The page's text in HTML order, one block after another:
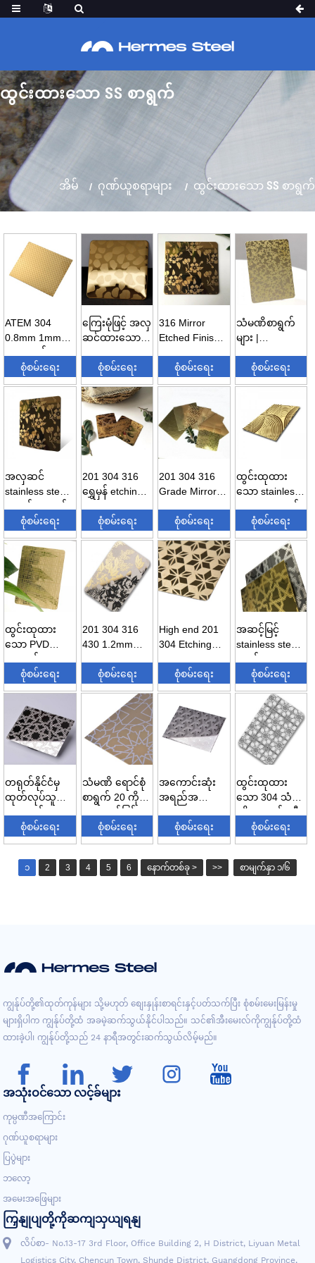
ထွင်းထားသော SS စာရွက်
အိမ် ဂုဏ်ယူစရာများ ထွင်းထားသော SS စာရွက်
ATEM 304
0.8mm 1mm
4x8ft ထွင်းထား
သော pvd
အရောင် stai...
စုံစမ်းရေး
ကြေးမုံဖြင့် အလှ
ဆင်ထားသော
Sheet...
စုံစမ်းရေး
316 Mirror
Etched Finish
Sheets...
စုံစမ်းရေး
သံမဏိစာရွက်
များ |
စုံစမ်းရေး
အလှဆင်
stainless steel
စာရွက်ပေးသွင်း
သူများ etch...
စုံစမ်းရေး
201 304 316
ရွှေမှန် etching
steel...
စုံစမ်းရေး
201 304 316
Grade Mirror
Stainless...
စုံစမ်းရေး
ထွင်းထုထား
သော stainless
steel အလှဆင်
စာရွက်-အရောင်
s...
စုံစမ်းရေး
ထွင်းထုထား
သော PVD
အရောင်
Stainless Steel
Sheet-
Decorati...
စုံစမ်းရေး
201 304 316
430 1.2mm
etching deco...
စုံစမ်းရေး
High end 201
304 Etching
steel...
စုံစမ်းရေး
အဆင့်မြင့်
stainless steel
ပစ္စည်း stainless
ste...စုံစမ်းရေး
တရုတ်နိုင်ငံမှ
ထုတ်လုပ်သူ
အလှဆင် 201
304 Etching P...
စုံစမ်းရေး
သံမဏိ ရောင်စုံ
စာရွက် 20 ကို
အလှဆင်ခြင်း...
စုံစမ်းရေး
အကောင်းဆုံး
အရည်အသွေး
Etching Finish
Customiz...
စုံစမ်းရေး
ထွင်းထုထား
သော 304 သံမ
ဏိစျေးနှုန်း အီ
ဂျစ်စုံစမ်းရေး
၁ 2 3 4 5 6 နောက်တစ်ခု > >> စာမျက်နှာ ၁/၆
ကျွန်ုပ်တို့၏ထုတ်ကုန်များ သို့မဟုတ် စျေးနှုန်းစာရင်းနှင့်ပတ်သက်ပြီး စုံစမ်းမေးမြန်းမှု
များရှိပါက ကျွန်ုပ်တို့ထံ အခမဲ့ဆက်သွယ်နိုင်ပါသည်။ သင်၏အီးမေးလ်ကိုကျွန်ုပ်တို့ထံ
ထားခဲ့ပါ၊ ကျွန်ုပ်တို့သည် 24 နာရီအတွင်းဆက်သွယ်လိမ့်မည်။
အသုံးဝင်သော လင့်ခ်များ
ကုမ္ပဏီအကြောင်း
ဂုဏ်ယူစရာများ
ပြပွဲများ
ဘလော့
အမေးအဖြေများ
ကြှနျုပျတို့ကိုဆကျသှယျရနျ
လိပ်စာ- No.13-17 3rd Floor, Office Building 2, H District, Liyuan Metal
Logistics City, Chencun Town, Shunde District, Guangdong Province,